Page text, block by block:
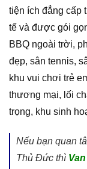
tiện ích đẳng cấp
tế và được gói
BBQ ngoài trời,
đẹp, sân tennis,
khu vui chơi trẻ
thương mại, lối
trọng, khu sinh
Nếu bạn quan
Thủ Đức thì